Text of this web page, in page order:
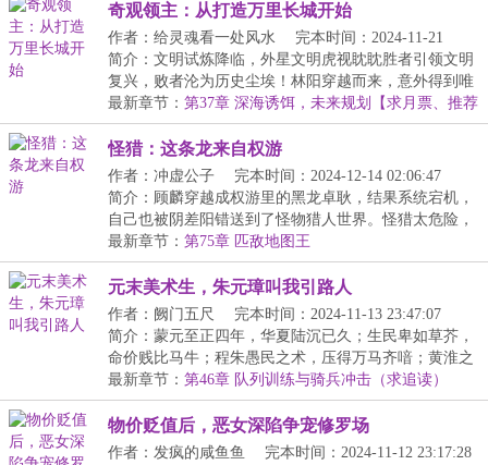
奇观领主：从打造万里长城开始
作者：给灵魂看一处风水
完本时间：2024-11-21
23:35:27
简介：文明试炼降临，外星文明虎视眈眈胜者引领文明
复兴，败者沦为历史尘埃！林阳穿越而来，意外得到唯
一...
最新章节： 第37章 深海诱饵，未来规划【求月票、推荐
票】
怪猎：这条龙来自权游
作者：冲虚公子
完本时间：2024-12-14 02:06:47
简介：顾麟穿越成权游里的黑龙卓耿，结果系统宕机，
自己也被阴差阳错送到了怪物猎人世界。怪猎太危险，
我...
最新章节： 第75章 匹敌地图王
元末美术生，朱元璋叫我引路人
作者：阙门五尺
完本时间：2024-11-13 23:47:07
简介：蒙元至正四年，华夏陆沉已久；生民卑如草芥，
命价贱比马牛；程朱愚民之术，压得万马齐喑；黄淮之
间...
最新章节： 第46章 队列训练与骑兵冲击（求追读）
物价贬值后，恶女深陷争宠修罗场
作者：发疯的咸鱼鱼
完本时间：2024-11-12 23:17:28